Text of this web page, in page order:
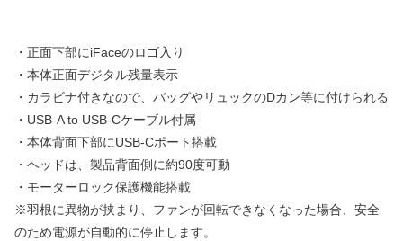
・正面下部にiFaceのロゴ入り
・本体正面デジタル残量表示
・カラビナ付きなので、バッグやリュックのDカン等に付けられる
・USB-A to USB-Cケーブル付属
・本体背面下部にUSB-Cポート搭載
・ヘッドは、製品背面側に約90度可動
・モーターロック保護機能搭載
※羽根に異物が挟まり、ファンが回転できなくなった場合、安全
のため電源が自動的に停止します。